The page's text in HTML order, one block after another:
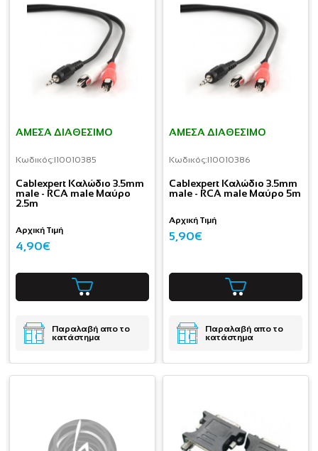
ΆΜΕΣΑ ΔΙΑΘΈΣΙΜΟ
Κωδικός:I10010385
Cablexpert Καλώδιο 3.5mm
male - RCA male Μαύρο
2.5m
Αρχική Τιμή
4,90€
Παραλαβή απο το
κατάστημα
ΆΜΕΣΑ ΔΙΑΘΈΣΙΜΟ
Κωδικός:I10010386
Cablexpert Καλώδιο 3.5mm
male - RCA male Μαύρο 5m
Αρχική Τιμή
5,90€
Παραλαβή απο το
κατάστημα